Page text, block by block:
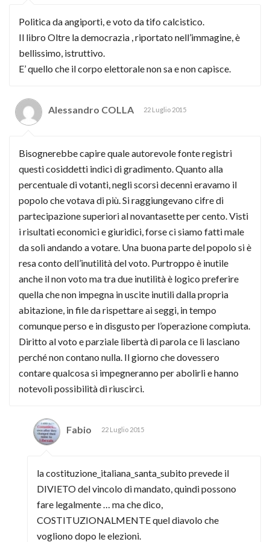
Politica da angiporti, e voto da tifo calcistico.
Il libro Oltre la democrazia , riportato nell’immagine, è
bellissimo, istruttivo.
E’ quello che il corpo elettorale non sa e non capisce.
Alessandro COLLA 22 Luglio 2015
Bisognerebbe capire quale autorevole fonte registri
questi cosiddetti indici di gradimento. Quanto alla
percentuale di votanti, negli scorsi decenni eravamo il
popolo che votava di più. Si raggiungevano cifre di
partecipazione superiori al novantasette per cento. Visti
i risultati economici e giuridici, forse ci siamo fatti male
da soli andando a votare. Una buona parte del popolo si è
resa conto dell’inutilità del voto. Purtroppo è inutile
anche il non voto ma tra due inutilità è logico preferire
quella che non impegna in uscite inutili dalla propria
abitazione, in file da rispettare ai seggi, in tempo
comunque perso e in disgusto per l’operazione compiuta.
Diritto al voto e parziale libertà di parola ce li lasciano
perché non contano nulla. Il giorno che dovessero
contare qualcosa si impegneranno per abolirli e hanno
notevoli possibilità di riuscirci.
Fabio 22 Luglio 2015
la costituzione_italiana_santa_subito prevede il
DIVIETO del vincolo di mandato, quindi possono
fare legalmente … ma che dico,
COSTITUZIONALMENTE quel diavolo che
vogliono dopo le elezioni.